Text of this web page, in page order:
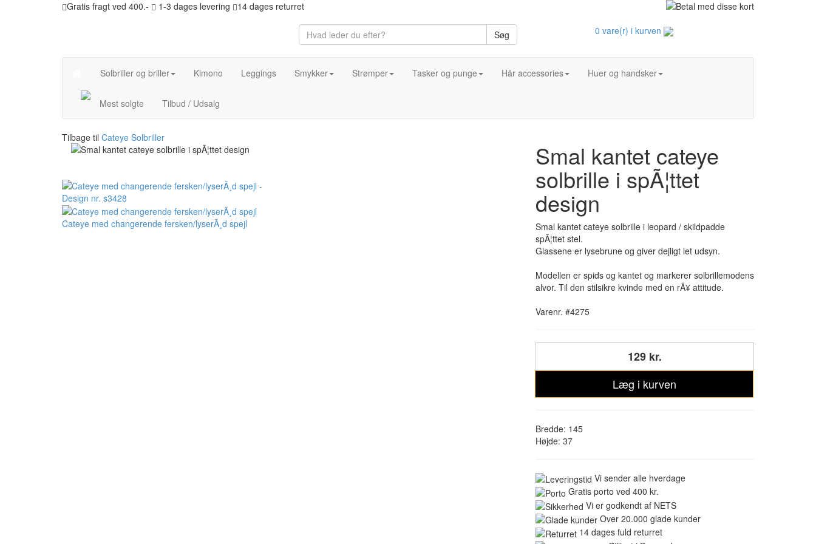
Gratis fragt ved 400.- 1-3 dages levering 14 dages returret
Søg 0 vare(r) i kurven
Solbriller og briller Kimono Leggings Smykker Strømper Tasker og punge Hår accessories Huer og handsker
Mest solgte Tilbud / Udsalg
Tilbage til Cateye Solbriller
Cateye med changerende fersken/lyserÃ¸d spejl
Smal kantet cateye
solbrille i spÃ¦ttet
design
Smal kantet cateye solbrille i leopard / skildpadde
spÃ¦ttet stel.
Glassene er lysebrune og giver dejligt let udsyn.
Modellen er spids og kantet og markerer solbrillemodens
alvor. Til den stilsikre kvinde med en rÃ¥ attitude.
Varenr. #4275
129 kr.
Læg i kurven
Bredde: 145
Højde: 37
Vi sender alle hverdage
Gratis porto ved 400 kr.
Vi er godkendt af NETS
Over 20.000 glade kunder
14 dages fuld returret